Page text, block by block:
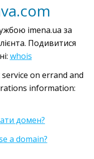
imena.ua за
Подивитися
whois
on errand and
information:
домен?
a domain?